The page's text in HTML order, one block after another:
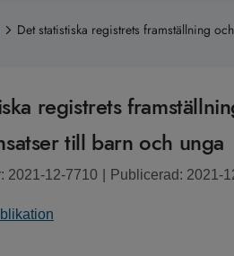
Det statistiska registrets framställning
registrets
till barn och unga
2021-12-7710 Publicerad: 2021-